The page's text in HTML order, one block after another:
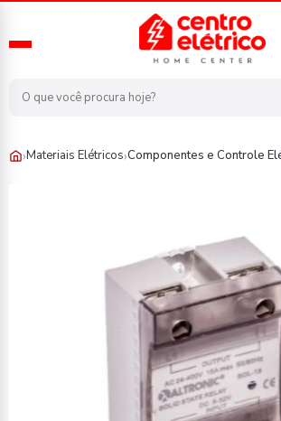
›Materiais Elétricos›Componentes e Controle